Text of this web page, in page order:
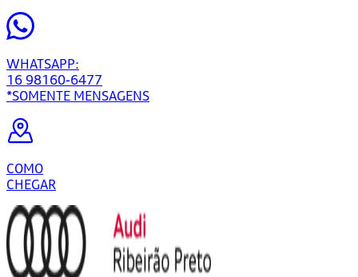
WHATSAPP:
16 98160-6477
*SOMENTE MENSAGENS
COMO
CHEGAR